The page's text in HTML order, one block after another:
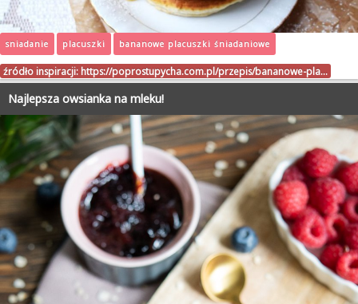
sniadanie placuszki bananowe placuszki śniadaniowe
źródło inspiracji: https://poprostupycha.com.pl/przepis/bananowe-pla…
Najlepsza owsianka na mleku!